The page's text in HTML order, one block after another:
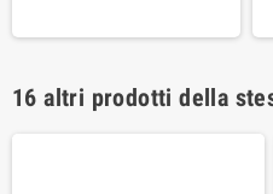
16 altri prodotti della